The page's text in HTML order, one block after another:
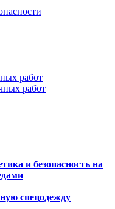
работ
работ
и безопасность на
спецодежду